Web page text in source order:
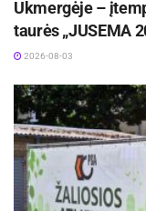
Ukmergėje –
taurės „JUSEMA
2026-08-03